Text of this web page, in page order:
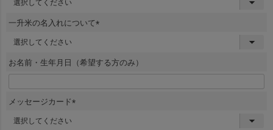
必
須
一升米の名入れについて
須
)
お名前・生年月日（希望する方のみ）
メッセージカード